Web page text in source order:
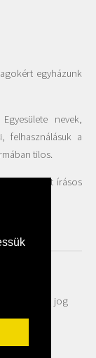
egyházunk
nevek,
felhasználásuk a
tilos.
Egyesület írásos
- Minden jog